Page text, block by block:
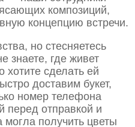
композиций,
концепцию встречи.
но стесняетесь
знаете, где живет
сделать ей
доставим букет,
номер телефона
отправкой и
получить цветы